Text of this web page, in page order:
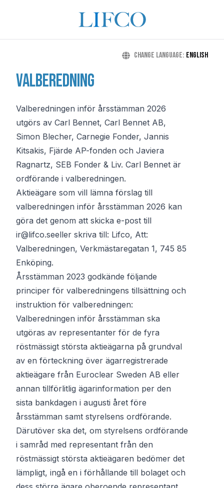
Change language: English
Valberedning
Valberedningen inför årsstämman 2026
utgörs av Carl Bennet, Carl Bennet AB,
Simon Blecher, Carnegie Fonder, Jannis
Kitsakis, Fjärde AP-fonden och Javiera
Ragnartz, SEB Fonder & Liv. Carl Bennet är
ordförande i valberedningen.
Aktieägare som vill lämna förslag till
valberedningen inför årsstämman 2026 kan
göra det genom att skicka e-post till
ir@lifco.seeller skriva till: Lifco, Att:
Valberedningen, Verkmästaregatan 1, 745 85
Enköping.
Årsstämman 2023 godkände följande
principer för valberedningens tillsättning och
instruktion för valberedningen:
Valberedningen inför årsstämman ska
utgöras av representanter för de fyra
röstmässigt största aktieägarna på grundval
av en förteckning över ägarregistrerade
aktieägare från Euroclear Sweden AB eller
annan tillförlitlig ägarinformation per den
sista bankdagen i augusti året före
årsstämman samt styrelsens ordförande.
Därutöver ska det, om styrelsens ordförande
i samråd med representant från den
röstmässigt största aktieägaren bedömer det
lämpligt, ingå en i förhållande till bolaget och